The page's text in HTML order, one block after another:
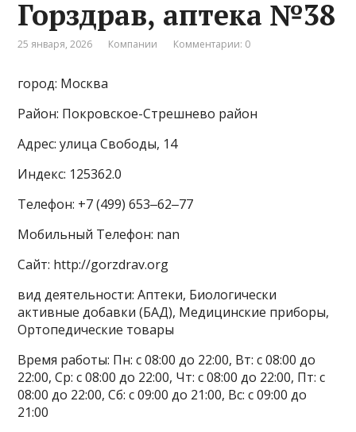
Горздрав, аптека №38
25 января, 2026 Компании Комментарии: 0
город: Москва
Район: Покровское-Стрешнево район
Адрес: улица Свободы, 14
Индекс: 125362.0
Телефон: +7 (499) 653‒62‒77
Мобильный Телефон: nan
Сайт: http://gorzdrav.org
вид деятельности: Аптеки, Биологически
активные добавки (БАД), Медицинские приборы,
Ортопедические товары
Время работы: Пн: с 08:00 до 22:00, Вт: с 08:00 до
22:00, Ср: с 08:00 до 22:00, Чт: с 08:00 до 22:00, Пт: с
08:00 до 22:00, Сб: с 09:00 до 21:00, Вс: с 09:00 до
21:00